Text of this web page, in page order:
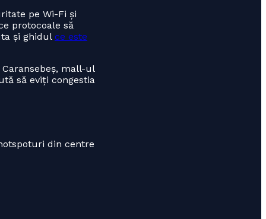
pe Wi-Fi și
protocoale să
și ghidul ce este
mall-ul
să eviți congestia
din centre